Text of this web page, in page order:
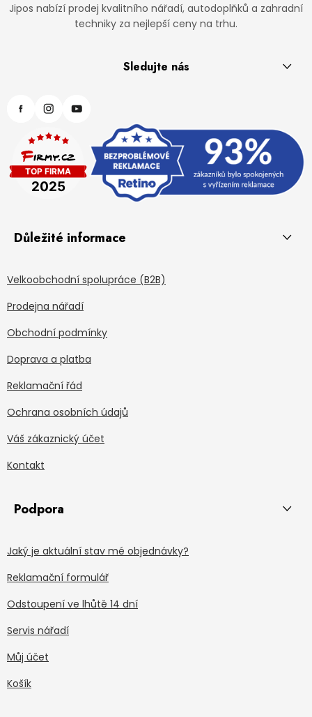
Jipos nabízí prodej kvalitního nářadí, autodoplňků a zahradní
techniky za nejlepší ceny na trhu.
Sledujte nás
Důležité informace
Velkoobchodní spolupráce (B2B)
Prodejna nářadí
Obchodní podmínky
Doprava a platba
Reklamační řád
Ochrana osobních údajů
Váš zákaznický účet
Kontakt
Podpora
Jaký je aktuální stav mé objednávky?
Reklamační formulář
Odstoupení ve lhůtě 14 dní
Servis nářadí
Můj účet
Košík